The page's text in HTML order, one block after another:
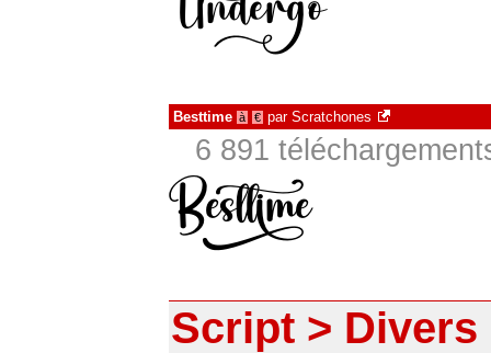
Besttime à € par Scratchones
6 891
Script > Divers